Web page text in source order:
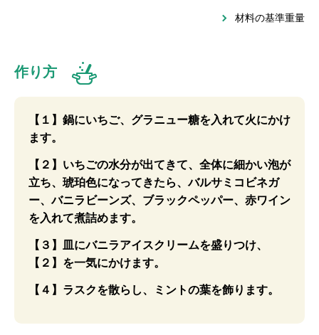
材料の基準重量
作り方
【１】鍋にいちご、グラニュー糖を入れて火にかけ
ます。
【２】いちごの水分が出てきて、全体に細かい泡が
立ち、琥珀色になってきたら、バルサミコビネガ
ー、バニラビーンズ、ブラックペッパー、赤ワイン
を入れて煮詰めます。
【３】皿にバニラアイスクリームを盛りつけ、
【２】を一気にかけます。
【４】ラスクを散らし、ミントの葉を飾ります。